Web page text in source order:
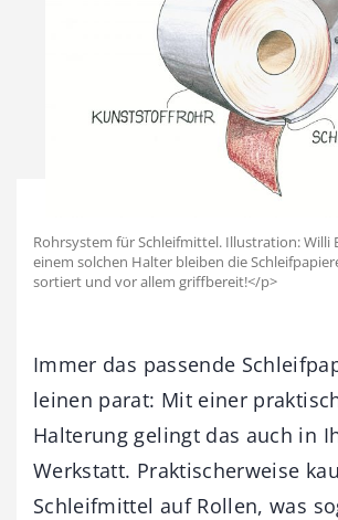
Rohrsystem für Schleifmittel. Illustration: Willi
einem solchen Halter bleiben die
sortiert und vor allem griffbereit!</p>
Immer das passende
leinen parat: Mit einer
Halterung gelingt das auch in
Werkstatt. Praktischerweise
Schleifmittel auf Rollen, was